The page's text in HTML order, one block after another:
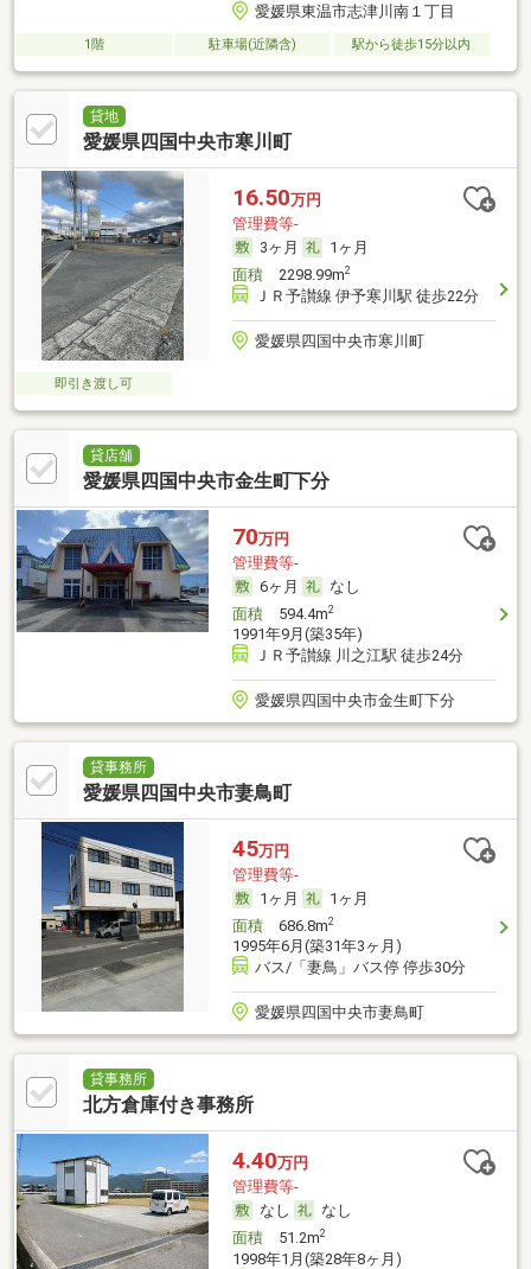
愛媛県東温市志津川南１丁目
1階 駐車場(近隣含) 駅から徒歩15分以内
貸地
愛媛県四国中央市寒川町
16.50万円
管理費等-
3ヶ月
1ヶ月
面積2298.99m2
ＪＲ予讃線 伊予寒川駅 徒歩22分
愛媛県四国中央市寒川町
即引き渡し可
貸店舗
愛媛県四国中央市金生町下分
70万円
管理費等-
6ヶ月
なし
面積594.4m2
1991年9月(築35年)
ＪＲ予讃線 川之江駅 徒歩24分
愛媛県四国中央市金生町下分
貸事務所
愛媛県四国中央市妻鳥町
45万円
管理費等-
1ヶ月
1ヶ月
面積686.8m2
1995年6月(築31年3ヶ月)
バス/「妻鳥」バス停 停歩30分
愛媛県四国中央市妻鳥町
貸事務所
北方倉庫付き事務所
4.40万円
管理費等-
なし
なし
面積51.2m2
1998年1月(築28年8ヶ月)